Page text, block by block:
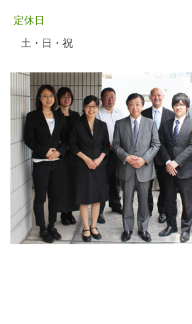
定休日
土・日・祝